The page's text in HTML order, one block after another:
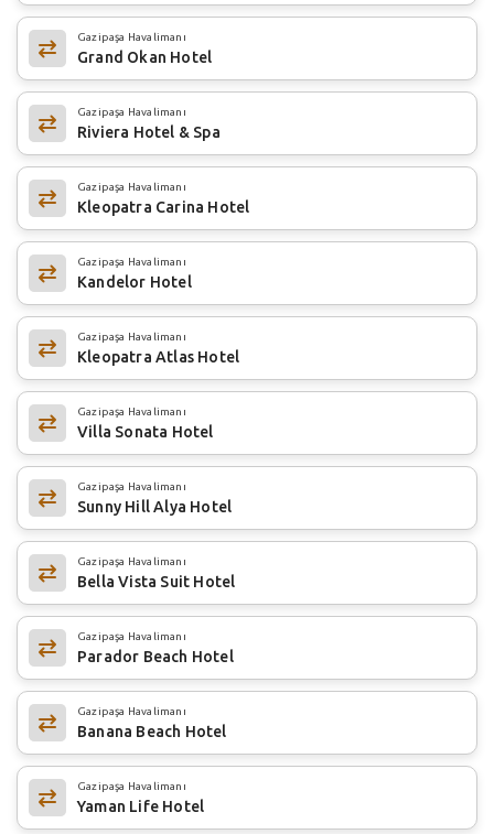
Gazipaşa Havalimanı
Grand Okan Hotel
Gazipaşa Havalimanı
Riviera Hotel & Spa
Gazipaşa Havalimanı
Kleopatra Carina Hotel
Gazipaşa Havalimanı
Kandelor Hotel
Gazipaşa Havalimanı
Kleopatra Atlas Hotel
Gazipaşa Havalimanı
Villa Sonata Hotel
Gazipaşa Havalimanı
Sunny Hill Alya Hotel
Gazipaşa Havalimanı
Bella Vista Suit Hotel
Gazipaşa Havalimanı
Parador Beach Hotel
Gazipaşa Havalimanı
Banana Beach Hotel
Gazipaşa Havalimanı
Yaman Life Hotel